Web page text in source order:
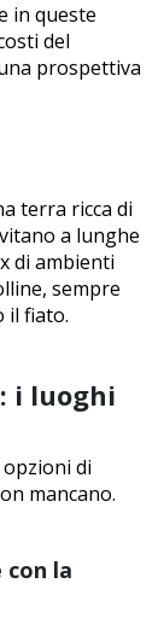
in queste
del
prospettiva
terra ricca di
a lunghe
di ambienti
sempre
il fiato.
i luoghi
di
mancano.
la